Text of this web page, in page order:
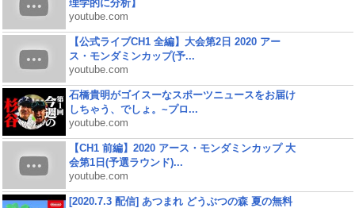
理学的に分析】
youtube.com
【公式ライブCH1 全編】大会第2日 2020 アー
ス・モンダミンカップ(予...
youtube.com
石橋貴明がゴイスーなスポーツニュースをお届け
しちゃう、でしょ。~プロ...
youtube.com
【CH1 前編】2020 アース・モンダミンカップ 大
会第1日(予選ラウンド)...
youtube.com
[2020.7.3 配信] あつまれ どうぶつの森 夏の無料